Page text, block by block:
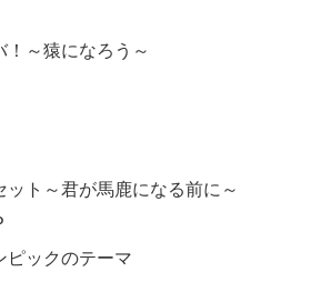
！～猿になろう～
ット～君が馬鹿になる前に～
ピックのテーマ